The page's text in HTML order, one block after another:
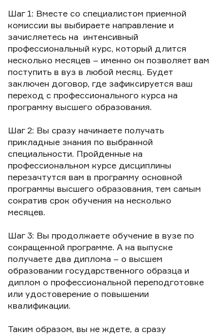
Шаг 1: Вместе со специалистом приемной
комиссии вы выбираете направление и
зачисляетесь на интенсивный
профессиональный курс, который длится
несколько месяцев – именно он позволяет вам
поступить в вуз в любой месяц. Будет
заключен договор, где зафиксируется ваш
переход с профессионального курса на
программу высшего образования.
Шаг 2: Вы сразу начинаете получать
прикладные знания по выбранной
специальности. Пройденные на
профессиональном курсе дисциплины
перезачтутся вам в программу основной
программы высшего образования, тем самым
сократив срок обучения на несколько
месяцев.
Шаг 3: Вы продолжаете обучение в вузе по
сокращенной программе. А на выпуске
получаете два диплома – о высшем
образовании государственного образца и
диплом о профессиональной переподготовке
или удостоверение о повышении
квалификации.
Таким образом, вы не ждете, а сразу